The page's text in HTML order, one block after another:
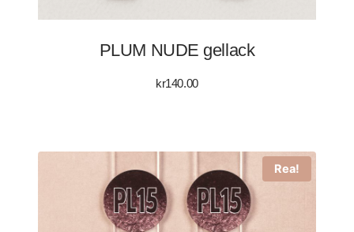
PLUM NUDE gellack
kr140.00
Rea!